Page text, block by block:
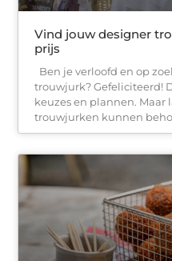
Vind jouw designer
prijs
Ben je verloofd en op
trouwjurk? Gefeliciteerd!
keuzes en plannen. Maar
trouwjurken kunnen